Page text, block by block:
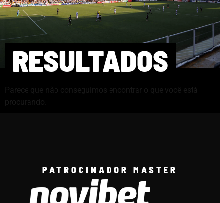
RESULTADOS
Parece que não conseguimos encontrar o que você está
procurando.
PATROCINADOR MASTER